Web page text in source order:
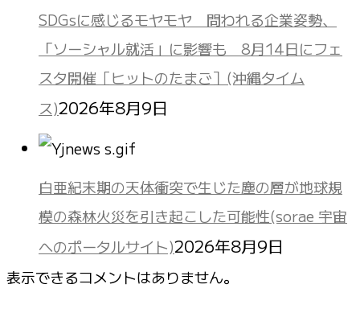
SDGsに感じるモヤモヤ 問われる企業姿勢、
「ソーシャル就活」に影響も 8月14日にフェ
スタ開催［ヒットのたまご］(沖縄タイム
ス)2026年8月9日
白亜紀末期の天体衝突で生じた塵の層が地球規
模の森林火災を引き起こした可能性(sorae 宇宙
へのポータルサイト)2026年8月9日
表示できるコメントはありません。